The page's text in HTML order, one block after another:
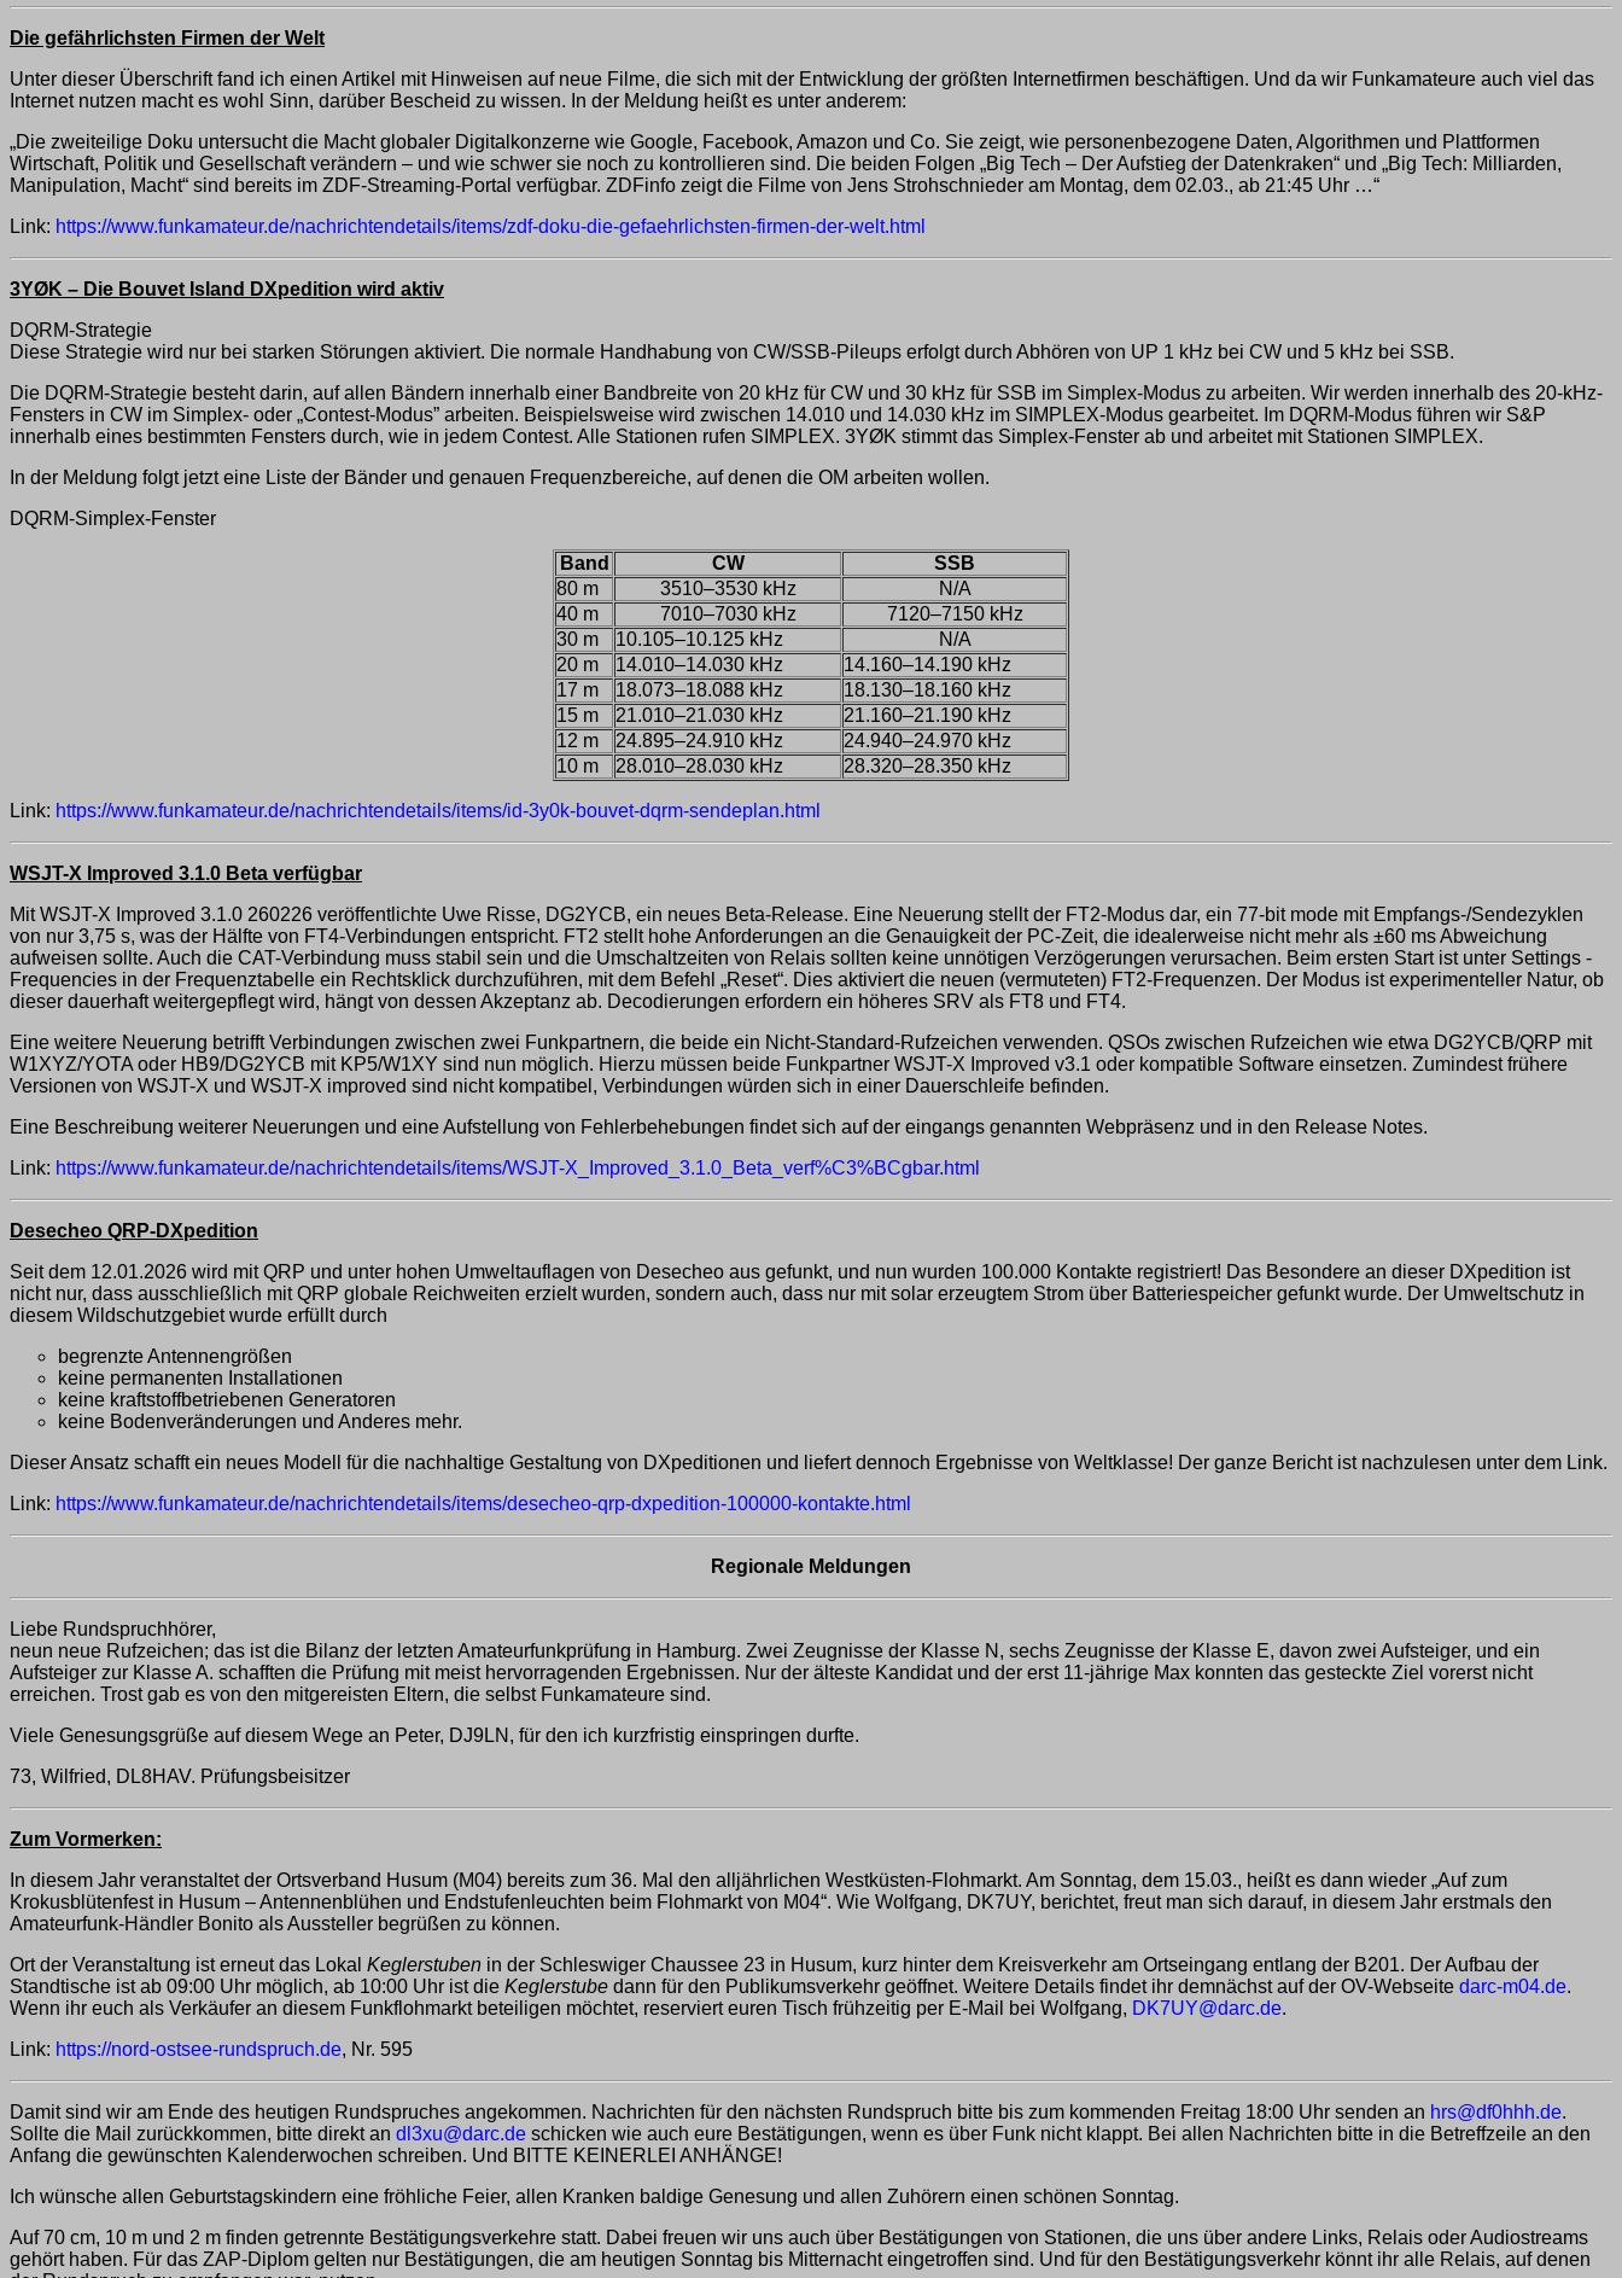
Die gefährlichsten Firmen der Welt
Unter dieser Überschrift fand ich einen Artikel mit Hinweisen auf neue Filme, die sich mit der Entwicklung der größten Internetfirmen beschäftigen. Und da wir Funkamateure auch viel das
Internet nutzen macht es wohl Sinn, darüber Bescheid zu wissen. In der Meldung heißt es unter anderem:
„Die zweiteilige Doku untersucht die Macht globaler Digitalkonzerne wie Google, Facebook, Amazon und Co. Sie zeigt, wie personenbezogene Daten, Algorithmen und Plattformen
Wirtschaft, Politik und Gesellschaft verändern – und wie schwer sie noch zu kontrollieren sind. Die beiden Folgen „Big Tech – Der Aufstieg der Datenkraken“ und „Big Tech: Milliarden,
Manipulation, Macht“ sind bereits im ZDF-Streaming-Portal verfügbar. ZDFinfo zeigt die Filme von Jens Strohschnieder am Montag, dem 02.03., ab 21:45 Uhr …“
Link: https://www.funkamateur.de/nachrichtendetails/items/zdf-doku-die-gefaehrlichsten-firmen-der-welt.html
3YØK – Die Bouvet Island DXpedition wird aktiv
DQRM-Strategie
Diese Strategie wird nur bei starken Störungen aktiviert. Die normale Handhabung von CW/SSB-Pileups erfolgt durch Abhören von UP 1 kHz bei CW und 5 kHz bei SSB.
Die DQRM-Strategie besteht darin, auf allen Bändern innerhalb einer Bandbreite von 20 kHz für CW und 30 kHz für SSB im Simplex-Modus zu arbeiten. Wir werden innerhalb des 20-kHz-
Fensters in CW im Simplex- oder „Contest-Modus” arbeiten. Beispielsweise wird zwischen 14.010 und 14.030 kHz im SIMPLEX-Modus gearbeitet. Im DQRM-Modus führen wir S&P
innerhalb eines bestimmten Fensters durch, wie in jedem Contest. Alle Stationen rufen SIMPLEX. 3YØK stimmt das Simplex-Fenster ab und arbeitet mit Stationen SIMPLEX.
In der Meldung folgt jetzt eine Liste der Bänder und genauen Frequenzbereiche, auf denen die OM arbeiten wollen.
DQRM-Simplex-Fenster
Band CW
SSB
80 m
3510–3530 kHz
N/A
40 m
7010–7030 kHz
7120–7150 kHz
30 m
10.105–10.125 kHz
N/A
20 m
14.010–14.030 kHz
14.160–14.190 kHz
17 m
18.073–18.088 kHz
18.130–18.160 kHz
15 m
21.010–21.030 kHz
21.160–21.190 kHz
12 m
24.895–24.910 kHz
24.940–24.970 kHz
10 m
28.010–28.030 kHz 28.320–28.350 kHz
Link: https://www.funkamateur.de/nachrichtendetails/items/id-3y0k-bouvet-dqrm-sendeplan.html
WSJT-X Improved 3.1.0 Beta verfügbar
Mit WSJT-X Improved 3.1.0 260226 veröffentlichte Uwe Risse, DG2YCB, ein neues Beta-Release. Eine Neuerung stellt der FT2-Modus dar, ein 77-bit mode mit Empfangs-/Sendezyklen
von nur 3,75 s, was der Hälfte von FT4-Verbindungen entspricht. FT2 stellt hohe Anforderungen an die Genauigkeit der PC-Zeit, die idealerweise nicht mehr als ±60 ms Abweichung
aufweisen sollte. Auch die CAT-Verbindung muss stabil sein und die Umschaltzeiten von Relais sollten keine unnötigen Verzögerungen verursachen. Beim ersten Start ist unter Settings -
Frequencies in der Frequenztabelle ein Rechtsklick durchzuführen, mit dem Befehl „Reset“. Dies aktiviert die neuen (vermuteten) FT2-Frequenzen. Der Modus ist experimenteller Natur, ob
dieser dauerhaft weitergepflegt wird, hängt von dessen Akzeptanz ab. Decodierungen erfordern ein höheres SRV als FT8 und FT4.
Eine weitere Neuerung betrifft Verbindungen zwischen zwei Funkpartnern, die beide ein Nicht-Standard-Rufzeichen verwenden. QSOs zwischen Rufzeichen wie etwa DG2YCB/QRP mit
W1XYZ/YOTA oder HB9/DG2YCB mit KP5/W1XY sind nun möglich. Hierzu müssen beide Funkpartner WSJT-X Improved v3.1 oder kompatible Software einsetzen. Zumindest frühere
Versionen von WSJT-X und WSJT-X improved sind nicht kompatibel, Verbindungen würden sich in einer Dauerschleife befinden.
Eine Beschreibung weiterer Neuerungen und eine Aufstellung von Fehlerbehebungen findet sich auf der eingangs genannten Webpräsenz und in den Release Notes.
Link: https://www.funkamateur.de/nachrichtendetails/items/WSJT-X_Improved_3.1.0_Beta_verf%C3%BCgbar.html
Desecheo QRP-DXpedition
Seit dem 12.01.2026 wird mit QRP und unter hohen Umweltauflagen von Desecheo aus gefunkt, und nun wurden 100.000 Kontakte registriert! Das Besondere an dieser DXpedition ist
nicht nur, dass ausschließlich mit QRP globale Reichweiten erzielt wurden, sondern auch, dass nur mit solar erzeugtem Strom über Batteriespeicher gefunkt wurde. Der Umweltschutz in
diesem Wildschutzgebiet wurde erfüllt durch
begrenzte Antennengrößen
keine permanenten Installationen
keine kraftstoffbetriebenen Generatoren
keine Bodenveränderungen und Anderes mehr.
Dieser Ansatz schafft ein neues Modell für die nachhaltige Gestaltung von DXpeditionen und liefert dennoch Ergebnisse von Weltklasse! Der ganze Bericht ist nachzulesen unter dem Link.
Link: https://www.funkamateur.de/nachrichtendetails/items/desecheo-qrp-dxpedition-100000-kontakte.html
Regionale Meldungen
Liebe Rundspruchhörer,
neun neue Rufzeichen; das ist die Bilanz der letzten Amateurfunkprüfung in Hamburg. Zwei Zeugnisse der Klasse N, sechs Zeugnisse der Klasse E, davon zwei Aufsteiger, und ein
Aufsteiger zur Klasse A. schafften die Prüfung mit meist hervorragenden Ergebnissen. Nur der älteste Kandidat und der erst 11-jährige Max konnten das gesteckte Ziel vorerst nicht
erreichen. Trost gab es von den mitgereisten Eltern, die selbst Funkamateure sind.
Viele Genesungsgrüße auf diesem Wege an Peter, DJ9LN, für den ich kurzfristig einspringen durfte.
73, Wilfried, DL8HAV. Prüfungsbeisitzer
Zum Vormerken:
In diesem Jahr veranstaltet der Ortsverband Husum (M04) bereits zum 36. Mal den alljährlichen Westküsten-Flohmarkt. Am Sonntag, dem 15.03., heißt es dann wieder „Auf zum
Krokusblütenfest in Husum – Antennenblühen und Endstufenleuchten beim Flohmarkt von M04“. Wie Wolfgang, DK7UY, berichtet, freut man sich darauf, in diesem Jahr erstmals den
Amateurfunk-Händler Bonito als Aussteller begrüßen zu können.
Ort der Veranstaltung ist erneut das Lokal Keglerstuben in der Schleswiger Chaussee 23 in Husum, kurz hinter dem Kreisverkehr am Ortseingang entlang der B201. Der Aufbau der
Standtische ist ab 09:00 Uhr möglich, ab 10:00 Uhr ist die Keglerstube dann für den Publikumsverkehr geöffnet. Weitere Details findet ihr demnächst auf der OV-Webseite darc-m04.de.
Wenn ihr euch als Verkäufer an diesem Funkflohmarkt beteiligen möchtet, reserviert euren Tisch frühzeitig per E-Mail bei Wolfgang, DK7UY@darc.de.
Link: https://nord-ostsee-rundspruch.de, Nr. 595
Damit sind wir am Ende des heutigen Rundspruches angekommen. Nachrichten für den nächsten Rundspruch bitte bis zum kommenden Freitag 18:00 Uhr senden an hrs@df0hhh.de.
Sollte die Mail zurückkommen, bitte direkt an dl3xu@darc.de schicken wie auch eure Bestätigungen, wenn es über Funk nicht klappt. Bei allen Nachrichten bitte in die Betreffzeile an den
Anfang die gewünschten Kalenderwochen schreiben. Und BITTE KEINERLEI ANHÄNGE!
Ich wünsche allen Geburtstagskindern eine fröhliche Feier, allen Kranken baldige Genesung und allen Zuhörern einen schönen Sonntag.
Auf 70 cm, 10 m und 2 m finden getrennte Bestätigungsverkehre statt. Dabei freuen wir uns auch über Bestätigungen von Stationen, die uns über andere Links, Relais oder Audiostreams
gehört haben. Für das ZAP-Diplom gelten nur Bestätigungen, die am heutigen Sonntag bis Mitternacht eingetroffen sind. Und für den Bestätigungsverkehr könnt ihr alle Relais, auf denen